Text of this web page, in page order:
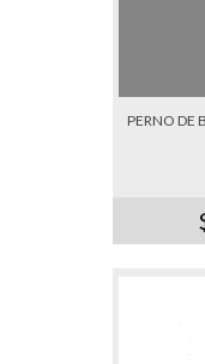
PERNO DE